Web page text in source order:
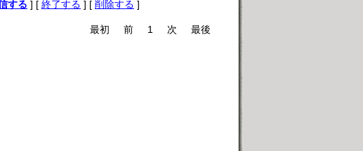
する ] [ 終了する ] [ 削除する ]
最初 前 1 次 最後